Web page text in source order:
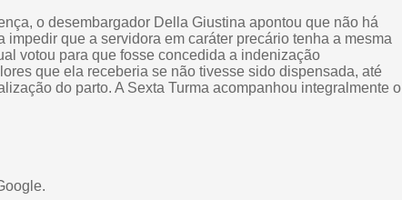
o desembargador Della Giustina apontou que não há
impedir que a servidora em caráter precário tenha a mesma
votou para que fosse concedida a indenização
que ela receberia se não tivesse sido dispensada, até
do parto. A Sexta Turma acompanhou integralmente o